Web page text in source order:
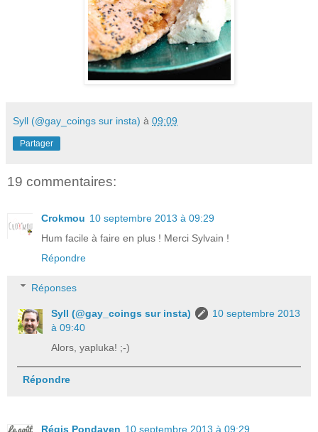
Syll (@gay_coings sur insta) à 09:09
Partager
19 commentaires:
Crokmou 10 septembre 2013 à 09:29
Hum facile à faire en plus ! Merci Sylvain !
Répondre
Réponses
Syll (@gay_coings sur insta)
10 septembre 2013
à 09:40
Alors, yapluka! ;-)
Répondre
Régis Pondaven 10 septembre 2013 à 09:29